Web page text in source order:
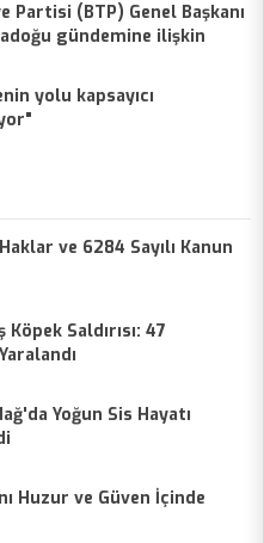
Partisi (BTP) Genel Başkanı
gündemine ilişkin
yolu kapsayıcı
ve 6284 Sayılı Kanun
Köpek Saldırısı: 47
Yoğun Sis Hayatı
Huzur ve Güven İçinde